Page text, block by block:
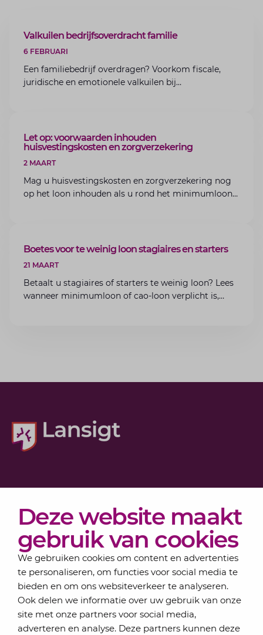
Deze website maakt
gebruik van cookies
We gebruiken cookies om content en advertenties
te personaliseren, om functies voor social media te
bieden en om ons websiteverkeer te analyseren.
Ook delen we informatie over uw gebruik van onze
site met onze partners voor social media,
adverteren en analyse. Deze partners kunnen deze
ARTIKEL
Valkuilen bedrijfsoverdracht familie
6 FEBRUARI
Een familiebedrijf overdragen? Voorkom fiscale,
juridische en emotionele valkuilen bij
ARTIKEL
Let op: voorwaarden inhouden
huisvestingskosten en zorgverzekering
2 MAART
Mag u huisvestingskosten en zorgverzekering nog
op het loon inhouden als u rond het minimumloon
ARTIKEL
Boetes voor te weinig loon stagiaires en starters
21 MAART
Betaalt u stagiaires of starters te weinig loon? Lees
wanneer minimumloon of cao-loon verplicht is,
Actueel
Over Lansigt
Contact
Schrijf je in voor onze nieuwsbrief
Elke maand bundelen de adviseurs van Lansigt in
de eSigt het nieuws.